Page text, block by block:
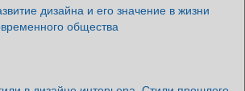
дизайна и его значение в жизни
общества